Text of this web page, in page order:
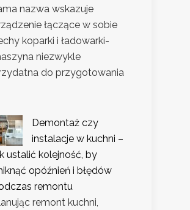
nazwa wskazuje
łączące w sobie
koparki i ładowarki-
niezwykle
do przygotowania
Demontaż czy
instalacje w kuchni –
ustalić kolejność, by
opóźnień i błędów
remontu
remont kuchni,